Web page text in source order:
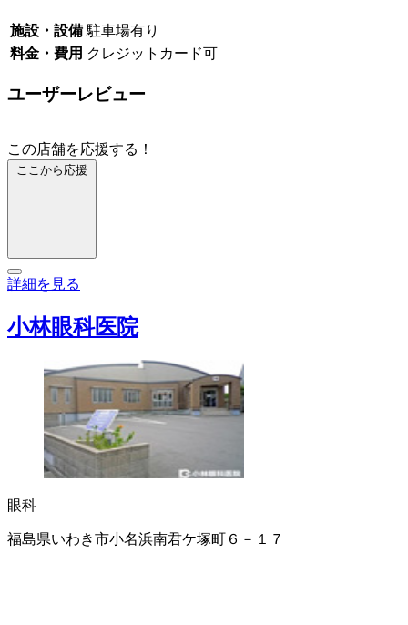
施設・設備 駐車場有り
料金・費用 クレジットカード可
ユーザーレビュー
この店舗を応援する！
ここから応援
詳細を見る
小林眼科医院
眼科
福島県いわき市小名浜南君ケ塚町６－１７